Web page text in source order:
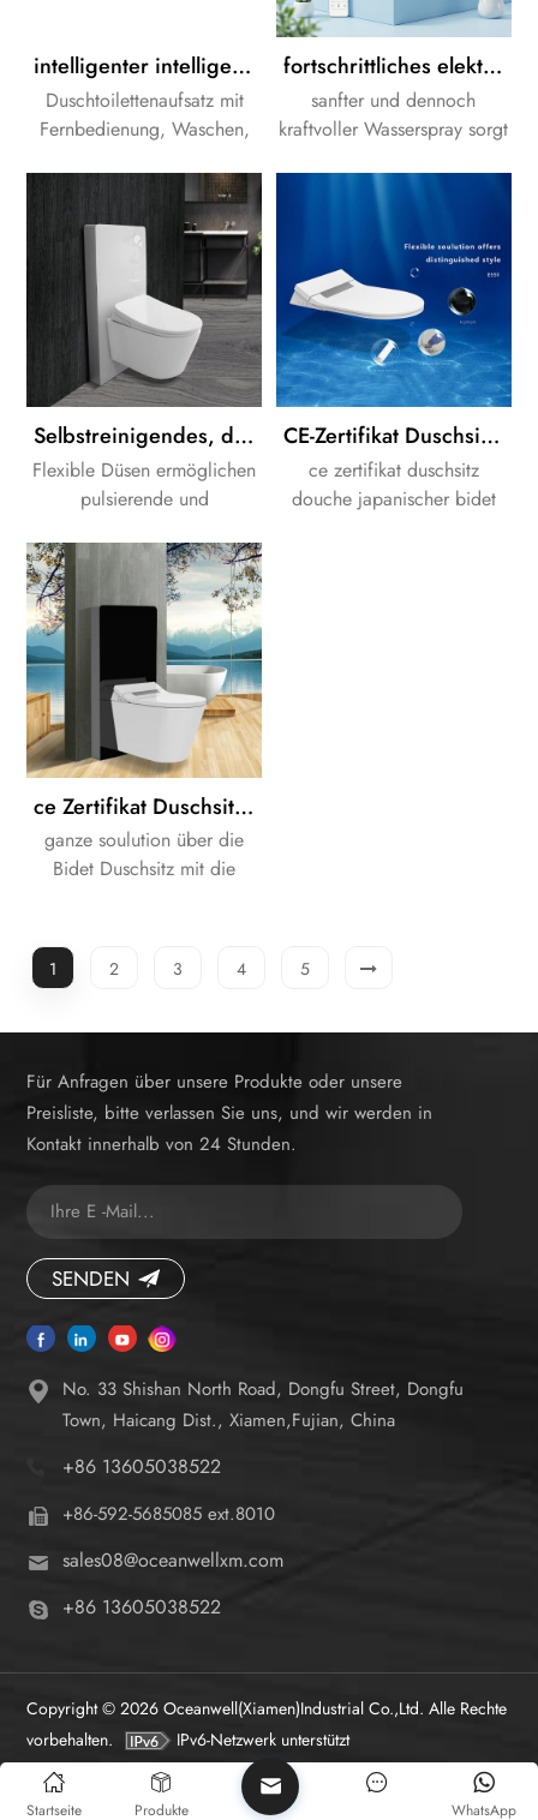
intelligenter intelligenter Duschtoiletten-Bidet-Sitz elektronischer Sitz
Duschtoilettenaufsatz mit
Fernbedienung, Waschen,
zu den meisten vorhandenen
Toilettensitzen.
fortschrittliches elektronisches Bidet mit Wandzisterne
sanfter und dennoch
kraftvoller Wasserspray sorgt
einstellbare Einstellungen
für warmes Wasser und
Druck; Dual-Action-Spray
mit oszillierender Option
sorgt jedes Mal für eine
erfrischende Reinigung.
Selbstreinigendes, durch zwei Düsen getrenntes elektrisches Bidet mit Schrankzisterne
Flexible Düsen ermöglichen
pulsierende und
Reinigung bei allen
Intensitäten und Winkeln
geeignet
sind.Warmlufttrockner
bieten eine sicherere und
angenehmere
Benutzererfahrung.
CE-Zertifikat Duschsitz Dusche japanischen Bidet Toilettensitz
ce zertifikat duschsitz
douche japanischer bidet
ce Zertifikat Duschsitz Dusche WC mit Schrankzisterne
ganze soulution über die
Bidet Duschsitz mit die
1 2 3 4 5
Für Anfragen über unsere Produkte oder unsere
Preisliste, bitte verlassen Sie uns, und wir werden in
Kontakt innerhalb von 24 Stunden.
SENDEN
No. 33 Shishan North Road, Dongfu Street, Dongfu
Town, Haicang Dist., Xiamen,Fujian, China
+86 13605038522
+86-592-5685085 ext.8010
sales08@oceanwellxm.com
+86 13605038522
Copyright © 2026 Oceanwell(Xiamen)Industrial Co.,Ltd. Alle Rechte
vorbehalten.
IPv6-Netzwerk unterstützt
Startseite Produkte WhatsApp